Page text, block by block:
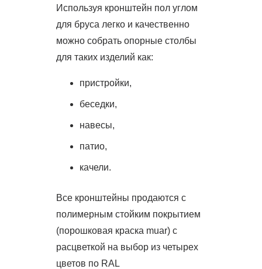
Используя кронштейн пол углом
для бруса легко и качественно
можно собрать опорные столбы
для таких изделий как:
пристройки,
беседки,
навесы,
патио,
качели.
Все кронштейны продаются с
полимерным стойким покрытием
(порошковая краска muar) с
расцветкой на выбор из четырех
цветов по RAL